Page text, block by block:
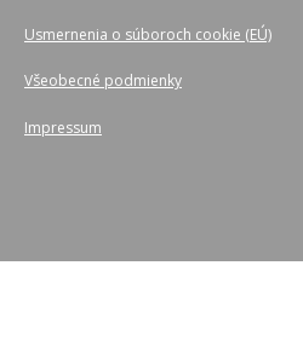
Usmernenia o súboroch cookie (EÚ)
Všeobecné podmienky
Impressum